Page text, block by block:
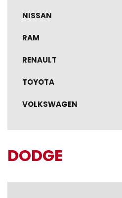
NISSAN
RAM
RENAULT
TOYOTA
VOLKSWAGEN
DODGE